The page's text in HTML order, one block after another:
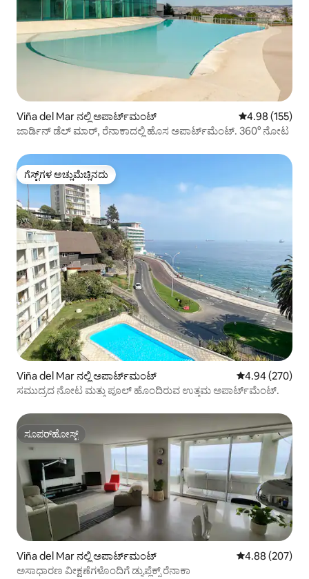
Viña del Mar ನಲ್ಲಿ ಅಪಾರ್ಟ್‌ಮಂಟ್ 5 ರಲ್ಲಿ 4.98
4.98 (155)
ಜಾರ್ಡಿನ್ ಡೆಲ್ ಮಾರ್, ರೆನಾಕಾದಲ್ಲಿ ಹೊಸ ಅಪಾರ್ಟ್‌ಮೆಂಟ್. 360° ನೋಟ
ಗೆಸ್ಟ್‌ಗಳ ಅಚ್ಚುಮೆಚ್ಚಿನದು
ಗೆಸ್ಟ್‌ಗಳ ಅಚ್ಚುಮೆಚ್ಚಿನದು
Viña del Mar ನಲ್ಲಿ ಅಪಾರ್ಟ್‌ಮಂಟ್ 5 ರಲ್ಲಿ 4.94
4.94 (270)
ಸಮುದ್ರದ ನೋಟ ಮತ್ತು ಪೂಲ್ ಹೊಂದಿರುವ ಉತ್ತಮ ಅಪಾರ್ಟ್‌ಮೆಂಟ್.
ಸೂಪರ್‌ಹೋಸ್ಟ್
ಸೂಪರ್‌ಹೋಸ್ಟ್
Viña del Mar ನಲ್ಲಿ ಅಪಾರ್ಟ್‌ಮಂಟ್ 5 ರಲ್ಲಿ 4.88
4.88 (207)
ಅಸಾಧಾರಣ ವೀಕ್ಷಣೆಗಳೊಂದಿಗೆ ಡ್ಯುಪ್ಲೆಕ್ಸ್ ರೆನಾಕಾ